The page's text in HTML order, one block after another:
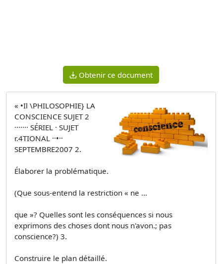
Obtenir ce document
« •Il \PHILOSOPHIE} LA
CONSCIENCE SUJET 2
······· SÉRIEL · SUJET
r.4TIONAL ··•··
SEPTEMBRE2007 2.
Élaborer la problématique.
(Que sous-entend la restriction « ne ...
que »? Quelles sont les conséquences si nous
exprimons des choses dont nous n'avon.; pas
conscience?) 3.
Construire le plan détaillé.